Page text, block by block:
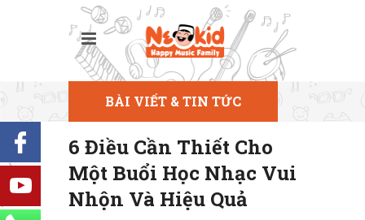
BÀI VIẾT & TIN TỨC
6 Điều Cần Thiết Cho
Một Buổi Học Nhạc Vui
Nhộn Và Hiệu Quả